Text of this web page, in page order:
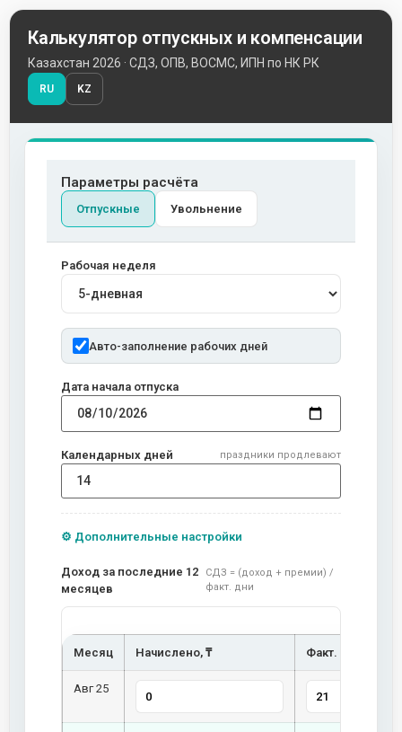
Калькулятор отпускных и компенсации
Казахстан 2026 · СДЗ, ОПВ, ВОСМС, ИПН по НК РК
RU KZ
Параметры расчёта
Отпускные Увольнение
Рабочая неделя
Авто-заполнение рабочих дней
Дата начала отпуска
Календарных дней праздники продлевают
⚙️ Дополнительные настройки
Доход за последние 12
месяцев
СДЗ = (доход + премии) /
факт. дни
Месяц Начислено, ₸ Факт. раб. дни
Авг 25